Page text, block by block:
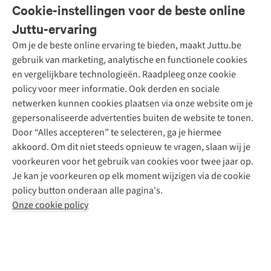
Cookie-instellingen voor de beste online
Juttu-ervaring
Om je de beste online ervaring te bieden, maakt Juttu.be
gebruik van marketing, analytische en functionele cookies
en vergelijkbare technologieën. Raadpleeg onze cookie
policy voor meer informatie. Ook derden en sociale
netwerken kunnen cookies plaatsen via onze website om je
gepersonaliseerde advertenties buiten de website te tonen.
Door “Alles accepteren” te selecteren, ga je hiermee
akkoord. Om dit niet steeds opnieuw te vragen, slaan wij je
voorkeuren voor het gebruik van cookies voor twee jaar op.
Je kan je voorkeuren op elk moment wijzigen via de cookie
policy button onderaan alle pagina's.
Onze cookie policy
Bestellen
Betalen
10% studentenkorting
Klarna - achteraf betalen
Levering
Retourneren
Bestelling herroepen
Garantie
Contact
Onze diensten
Tweedehands - ReJUsed
Kledingatelier
Personal shopping
Textielbox
Events / workshops
Juttu
Over ons
Juttu Friends
Inspiratie
Werken bij Juttu
Onze winkels
De wereld van Juttu
Verantwoord ondernemen
Toegankelijkheidsverklaring
Merken
Nathalie Vleeschouwer
Selected dames
HKLiving
Dickies
Sessùn
Strom
O My Bag
Revolution
Meld je aan voor de nieuwsbrief
Follow us